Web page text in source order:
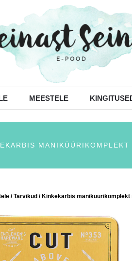
MEESTELE
MANIKÜÜRIKOMPLEKT
/Tarvikud / Kinkekarbis maniküürikomplekt